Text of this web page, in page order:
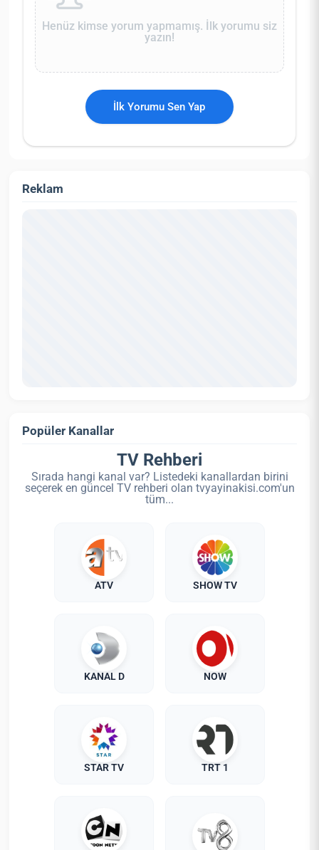
Henüz kimse yorum yapmamış. İlk yorumu siz
yazın!
İlk Yorumu Sen Yap
Reklam
Popüler Kanallar
TV Rehberi
Sırada hangi kanal var? Listedeki kanallardan birini
seçerek en güncel TV rehberi olan tvyayinakisi.com'un
tüm...
ATV SHOW TV
KANAL D NOW
STAR TV TRT 1